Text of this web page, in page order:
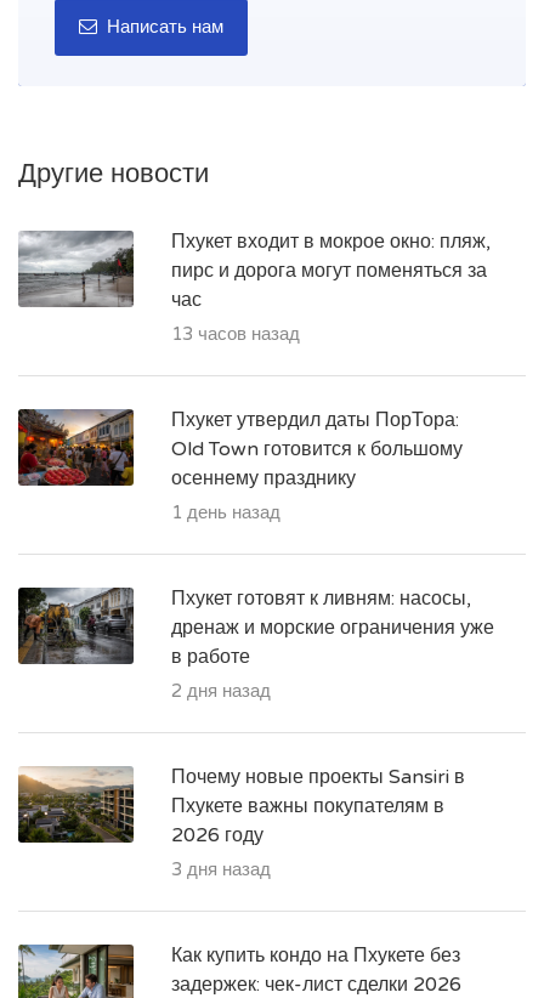
Написать нам
Другие новости
Пхукет входит в мокрое окно: пляж,
пирс и дорога могут поменяться за
час
13 часов назад
Пхукет утвердил даты ПорТора:
Old Town готовится к большому
осеннему празднику
1 день назад
Пхукет готовят к ливням: насосы,
дренаж и морские ограничения уже
в работе
2 дня назад
Почему новые проекты Sansiri в
Пхукете важны покупателям в
2026 году
3 дня назад
Как купить кондо на Пхукете без
задержек: чек-лист сделки 2026